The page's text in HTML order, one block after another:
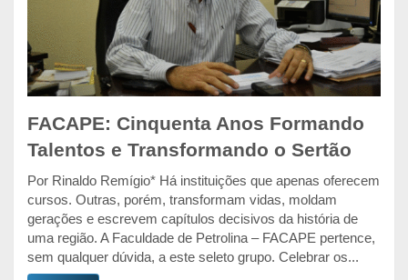
FACAPE: Cinquenta Anos Formando
Talentos e Transformando o Sertão
Por Rinaldo Remígio* Há instituições que apenas oferecem
cursos. Outras, porém, transformam vidas, moldam
gerações e escrevem capítulos decisivos da história de
uma região. A Faculdade de Petrolina – FACAPE pertence,
sem qualquer dúvida, a este seleto grupo. Celebrar os...